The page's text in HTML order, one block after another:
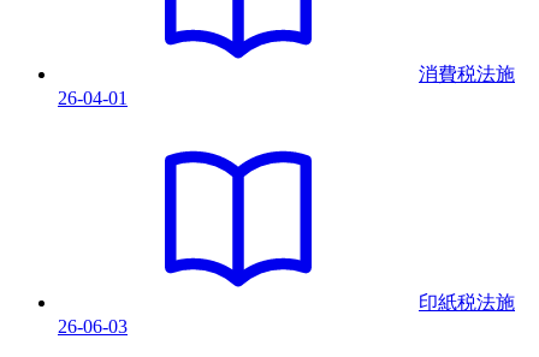
消費税法施
26-04-01
印紙税法施
26-06-03